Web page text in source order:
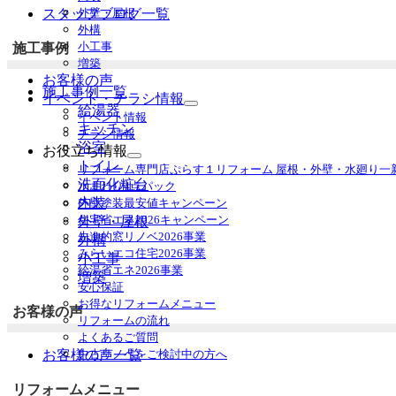
展
外壁・屋根
外構
小工事
増築
お客様の声
イベント・チラシ情報
サ
ュ
を
展
開
イベント情報
チラシ情報
お役立ち情報
サ
ブ
メ
ニ
ュ
ー
を
展
リフォーム専門店ぷらす１リフォーム 屋根・外壁・水廻り一
水まわり4点パック
外壁塗装最安値キャンペーン
住宅省エネ2026キャンペーン
先進的窓リノベ2026事業
みらいエコ住宅2026事業
給湯省エネ2026事業
安心保証
お得なリフォームメニュー
リフォームの流れ
よくあるご質問
中古リノベをご検討中の方へ
スタッフブログ一覧
施工事例
施工事例一覧
給湯器
キッチン
浴室
トイレ
洗面化粧台
内装
外壁・屋根
外構
小工事
増築
お客様の声
お客様の声一覧
リフォームメニュー